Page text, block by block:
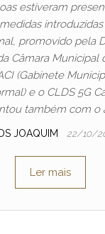
estiveram
promovido pela
Câmara Municipal
(Gabinete
e o CLDS 5G
também com o
JOAQUIM 22/10/
Ler mais